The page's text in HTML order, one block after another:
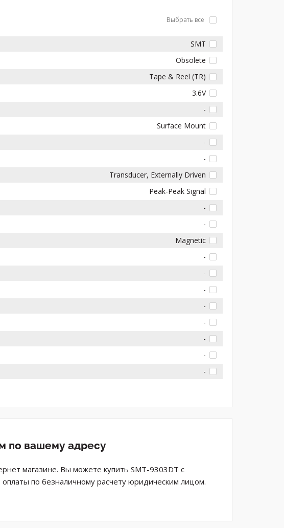
Выбрать все
SMT
Obsolete
Tape & Reel (TR)
3.6V
-
Surface Mount
-
-
Transducer, Externally Driven
Peak-Peak Signal
-
-
Magnetic
-
-
-
-
-
-
-
-
по вашему адресу
магазине. Вы можете купить SMT-9303DT с
по безналичному расчету юридическим лицом.